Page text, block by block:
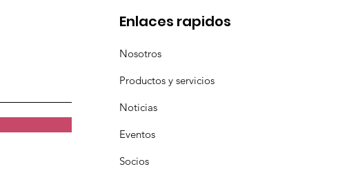
Enlaces rapidos
Nosotros
Productos y servicios
Noticias
Eventos
Socios